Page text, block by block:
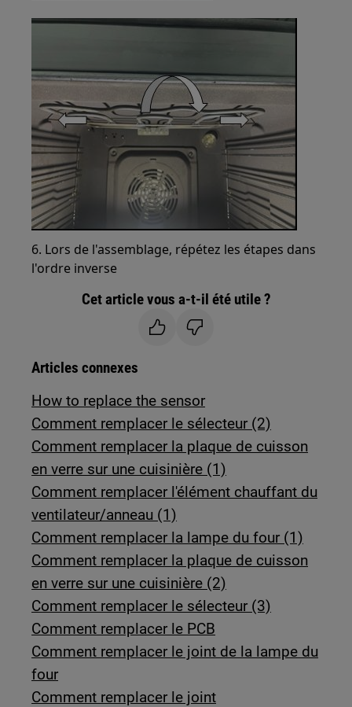
6. Lors de l'assemblage, répétez les étapes dans
l'ordre inverse
Cet article vous a-t-il été utile ?
Articles connexes
How to replace the sensor
Comment remplacer le sélecteur (2)
Comment remplacer la plaque de cuisson
en verre sur une cuisinière (1)
Comment remplacer l'élément chauffant du
ventilateur/anneau (1)
Comment remplacer la lampe du four (1)
Comment remplacer la plaque de cuisson
en verre sur une cuisinière (2)
Comment remplacer le sélecteur (3)
Comment remplacer le PCB
Comment remplacer le joint de la lampe du
four
Comment remplacer le joint